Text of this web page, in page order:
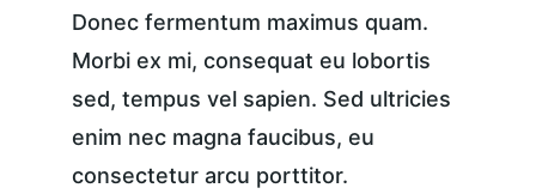
Donec fermentum maximus quam.
Morbi ex mi, consequat eu lobortis
sed, tempus vel sapien. Sed ultricies
enim nec magna faucibus, eu
consectetur arcu porttitor.